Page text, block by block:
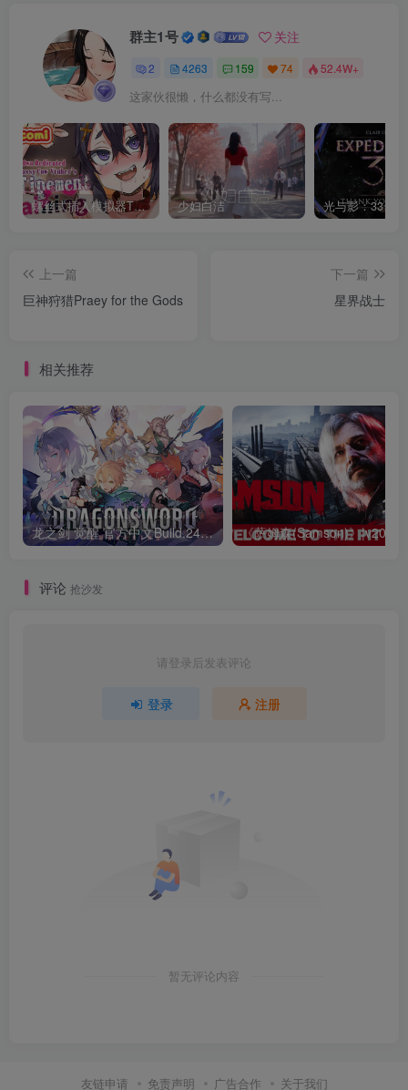
群主1号 关注
2 4263 159 74 52.4W+
这家伙很懒，什么都没有写...
螺丝式插入模拟器TMA02 少妇白洁
上一篇
巨神狩猎Praey for the Gods
下一篇
星界战士
相关推荐
龙之剑 觉醒 官方中文Build.24487183
评论 抢沙发
请登录后发表评论
登录 注册
暂无评论内容
友链申请 免责声明 广告合作 关于我们